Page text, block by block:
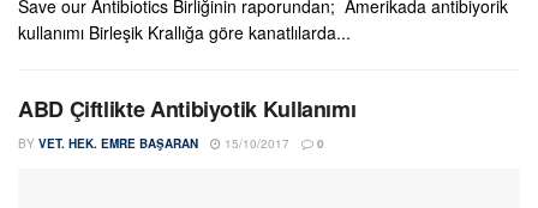
Save our Antibiotics Birliğinin raporundan; Amerikada antibiyorik
kullanımı Birleşik Krallığa göre kanatlılarda...
ABD Çiftlikte Antibiyotik Kullanımı
BY VET. HEK. EMRE BAŞARAN 15/10/2017 0